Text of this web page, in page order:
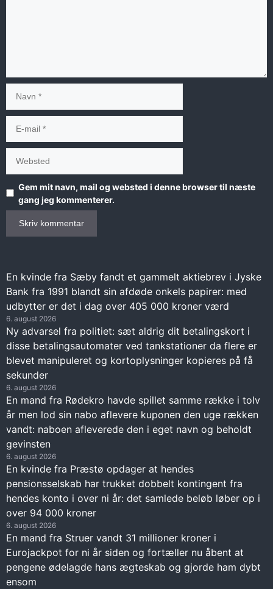
mail
Gem mit navn, mail og websted i denne browser til næste
gang jeg kommenterer.
En kvinde fra Sæby fandt et gammelt aktiebrev i Jyske
Bank fra 1991 blandt sin afdøde onkels papirer: med
udbytter er det i dag over 405 000 kroner værd
6. august 2026
Ny advarsel fra politiet: sæt aldrig dit betalingskort i
disse betalingsautomater ved tankstationer da flere er
blevet manipuleret og kortoplysninger kopieres på få
sekunder
6. august 2026
En mand fra Rødekro havde spillet samme række i tolv
år men lod sin nabo aflevere kuponen den uge rækken
vandt: naboen afleverede den i eget navn og beholdt
gevinsten
6. august 2026
En kvinde fra Præstø opdager at hendes
pensionsselskab har trukket dobbelt kontingent fra
hendes konto i over ni år: det samlede beløb løber op i
over 94 000 kroner
6. august 2026
En mand fra Struer vandt 31 millioner kroner i
Eurojackpot for ni år siden og fortæller nu åbent at
pengene ødelagde hans ægteskab og gjorde ham dybt
ensom